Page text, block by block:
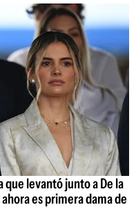
que levantó junto a De la
es primera dama de